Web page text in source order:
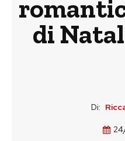
di
Di: